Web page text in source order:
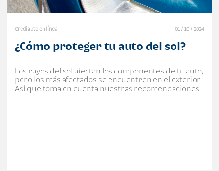
Crediauto en línea 01 / 10 / 2024
¿Cómo proteger tu auto del sol?
Los rayos del sol afectan los componentes de tu auto,
pero los más afectados se encuentren en el exterior.
Así que toma en cuenta nuestras recomendaciones.